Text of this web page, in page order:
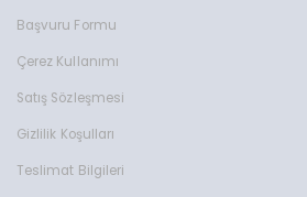
Başvuru Formu
Çerez Kullanımı
Satış Sözleşmesi
Gizlilik Koşulları
Teslimat Bilgileri